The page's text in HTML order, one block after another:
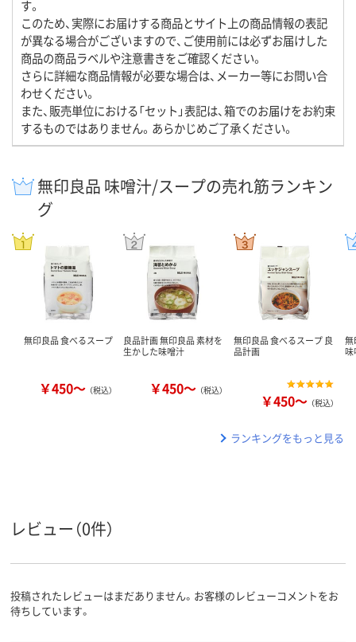
す。
このため、実際にお届けする商品とサイト上の商品情報の表記
が異なる場合がございますので、ご使用前には必ずお届けした
商品の商品ラベルや注意書きをご確認ください。
さらに詳細な商品情報が必要な場合は、メーカー等にお問い合
わせください。
また、販売単位における「セット」表記は、箱でのお届けをお約束
するものではありません。あらかじめご了承ください。
無印良品 味噌汁/スープの売れ筋ランキン
グ
無印良品 食べるスープ
￥450～ （税込）
良品計画 無印良品 素材を
生かした味噌汁
￥450～ （税込）
無印良品 食べるスープ 良
品計画
￥450～ （税込）
無
味
ランキングをもっと見る
レビュー（0件）
投稿されたレビューはまだありません。お客様のレビューコメントをお
待ちしています。